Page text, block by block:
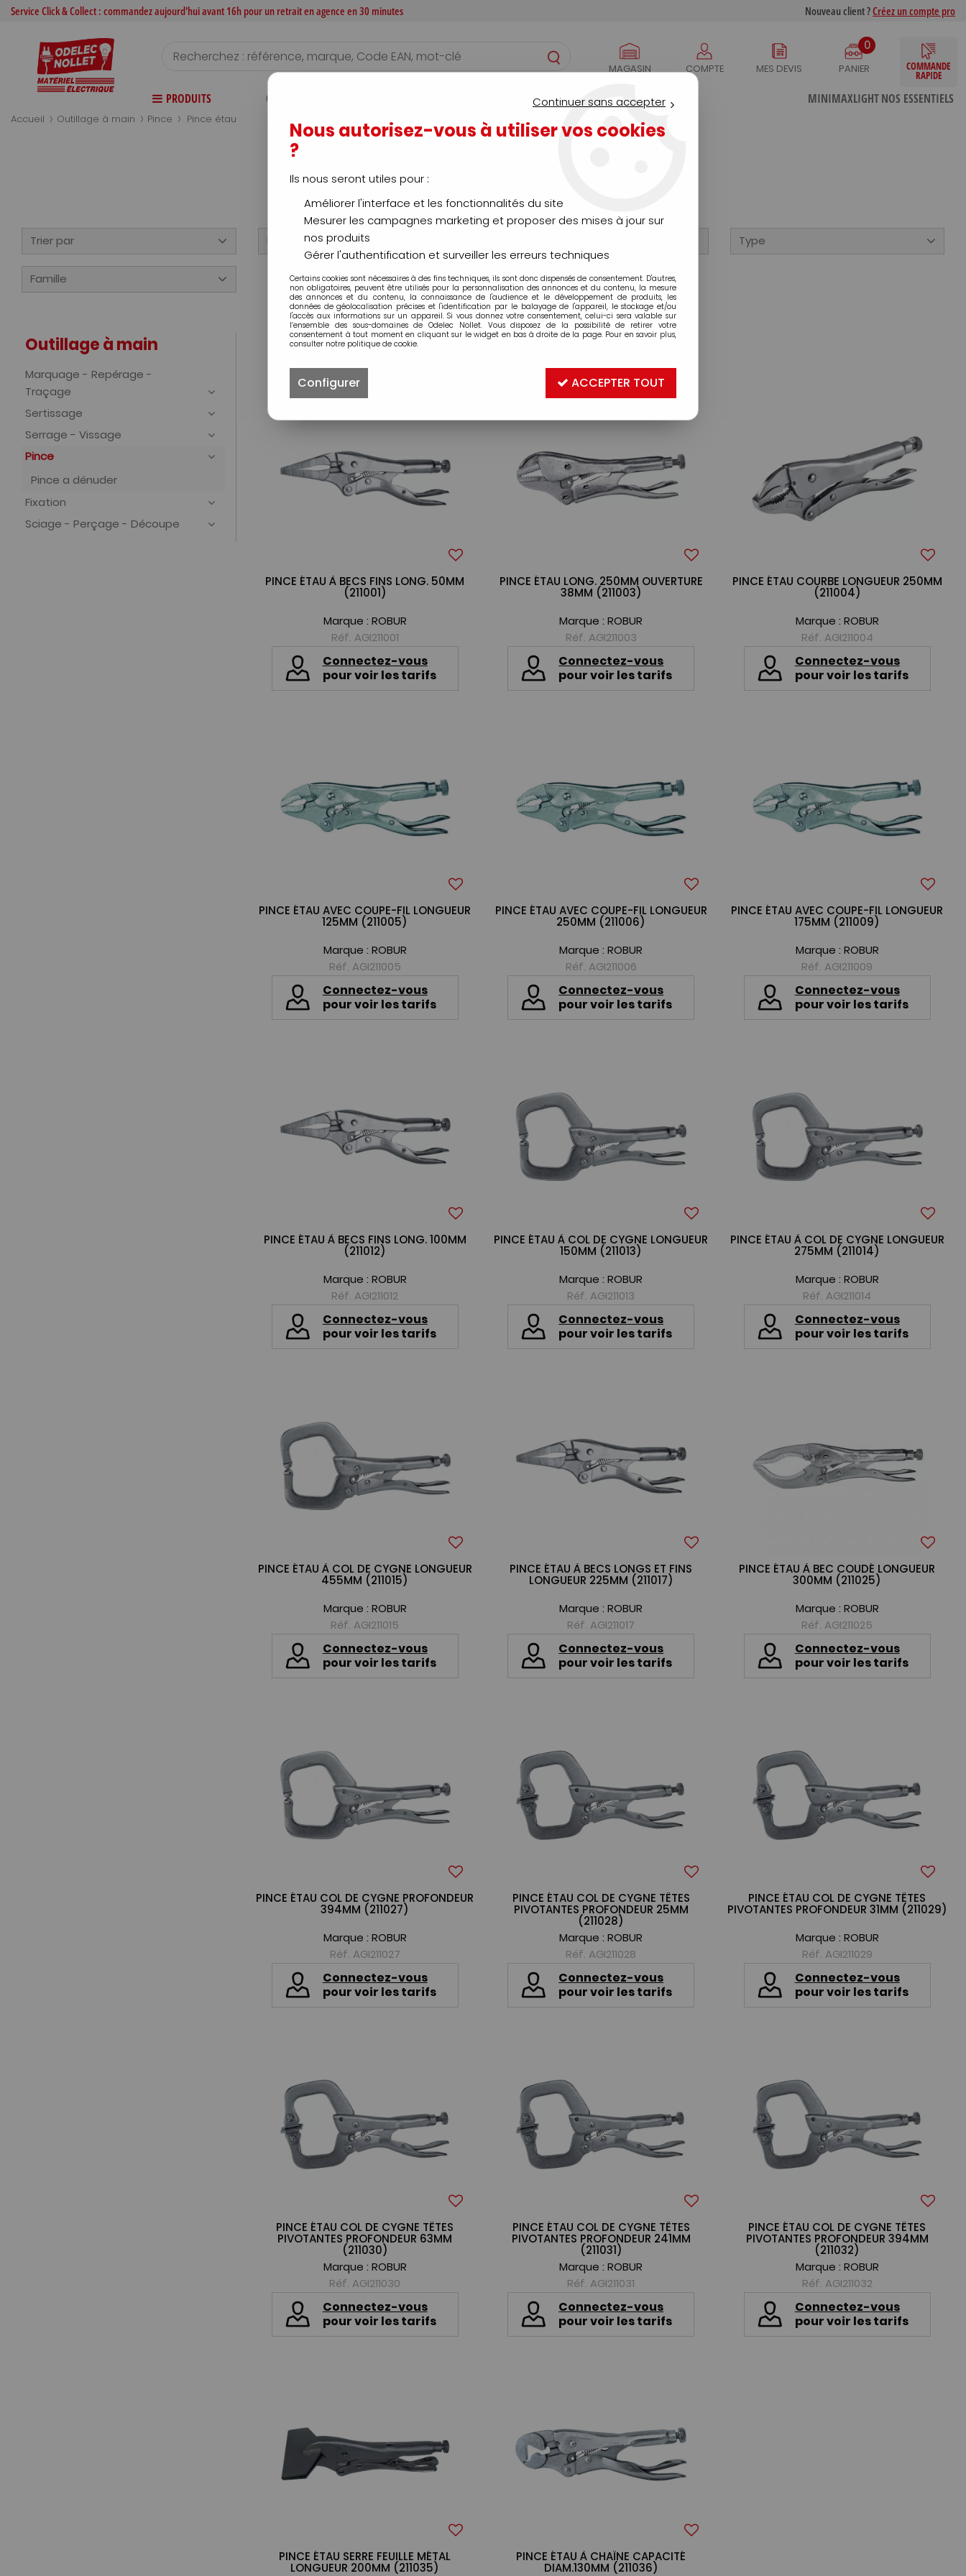
Service Click & Collect : commandez aujourd'hui avant 16h pour un retrait en agence en 30 minutes Nouveau client ?Créez un compte pro
MAGASIN COMPTE MES DEVIS
0
PANIER COMMANDE
RAPIDE
PRODUITS CATALOGUES SERVICES AGENCES MINIMAXLIGHTNOS ESSENTIELS
Accueil > Outillage à main > Pince > Pince étau
Trier par Disponibilité Type
Famille
Outillage à main
Marquage - Repérage -
Traçage
Sertissage
Serrage - Vissage
Pince
Pince a dénuder
Fixation
Sciage - Perçage - Découpe
PINCE ÉTAU À BECS FINS LONG. 50MM
(211001)
Marque : ROBUR
Réf. AGI211001
Connectez-vous
pour voir les tarifs
PINCE ÉTAU LONG. 250MM OUVERTURE
38MM (211003)
Marque :ROBUR
Réf. AGI211003
Connectez-vous
pour voir les tarifs
PINCE ÉTAU COURBE LONGUEUR 250MM
(211004)
Marque : ROBUR
Réf. AGI211004
Connectez-vous
pour voir les tarifs
PINCE ÉTAU AVEC COUPE-FIL LONGUEUR
125MM (211005)
Marque : ROBUR
Réf. AGI211005
Connectez-vous
pour voir les tarifs
PINCE ÉTAU AVEC COUPE-FIL LONGUEUR
250MM (211006)
Marque :ROBUR
Réf. AGI211006
Connectez-vous
pour voir les tarifs
PINCE ÉTAU AVEC COUPE-FIL LONGUEUR
175MM (211009)
Marque : ROBUR
Réf. AGI211009
Connectez-vous
pour voir les tarifs
PINCE ÉTAU À BECS FINS LONG. 100MM
(211012)
Marque : ROBUR
Réf. AGI211012
Connectez-vous
pour voir les tarifs
PINCE ÉTAU À COL DE CYGNE LONGUEUR
150MM (211013)
Marque :ROBUR
Réf. AGI211013
Connectez-vous
pour voir les tarifs
PINCE ÉTAU À COL DE CYGNE LONGUEUR
275MM (211014)
Marque : ROBUR
Réf. AGI211014
Connectez-vous
pour voir les tarifs
PINCE ÉTAU À COL DE CYGNE LONGUEUR
455MM (211015)
Marque : ROBUR
Réf. AGI211015
Connectez-vous
pour voir les tarifs
PINCE ÉTAU À BECS LONGS ET FINS
LONGUEUR 225MM (211017)
Marque :ROBUR
Réf. AGI211017
Connectez-vous
pour voir les tarifs
PINCE ÉTAU À BEC COUDÉ LONGUEUR
300MM (211025)
Marque : ROBUR
Réf. AGI211025
Connectez-vous
pour voir les tarifs
PINCE ÉTAU COL DE CYGNE PROFONDEUR
394MM (211027)
Marque : ROBUR
Réf. AGI211027
Connectez-vous
pour voir les tarifs
PINCE ÉTAU COL DE CYGNE TÊTES
PIVOTANTES PROFONDEUR 25MM
(211028)
Marque :ROBUR
Réf. AGI211028
Connectez-vous
pour voir les tarifs
PINCE ÉTAU COL DE CYGNE TÊTES
PIVOTANTES PROFONDEUR 31MM (211029)
Marque : ROBUR
Réf. AGI211029
Connectez-vous
pour voir les tarifs
PINCE ÉTAU COL DE CYGNE TÊTES
PIVOTANTES PROFONDEUR 63MM
(211030)
Marque : ROBUR
Réf. AGI211030
Connectez-vous
pour voir les tarifs
PINCE ÉTAU COL DE CYGNE TÊTES
PIVOTANTES PROFONDEUR 241MM
(211031)
Marque :ROBUR
Réf. AGI211031
Connectez-vous
pour voir les tarifs
PINCE ÉTAU COL DE CYGNE TÊTES
PIVOTANTES PROFONDEUR 394MM
(211032)
Marque : ROBUR
Réf. AGI211032
Connectez-vous
pour voir les tarifs
PINCE ÉTAU SERRE FEUILLE MÉTAL
LONGUEUR 200MM (211035)
PINCE ÉTAU À CHAÎNE CAPACITÉ
DIAM.130MM (211036)
Continuer sans accepter
Nous autorisez-vous à utiliser vos cookies
?
Ils nous seront utiles pour :
Améliorer l'interface et les fonctionnalités du site
Mesurer les campagnes marketing et proposer des mises à jour sur
nos produits
Gérer l'authentification et surveiller les erreurs techniques
Certains cookies sont nécessaires à des fins techniques, ils sont donc dispensés de consentement. D'autres,
non obligatoires, peuvent être utilisés pour la personnalisation des annonces et du contenu, la mesure
des annonces et du contenu, la connaissance de l'audience et le développement de produits, les
données de géolocalisation précises et l'identification par le balayage de l'appareil, le stockage et/ou
l'accès aux informations sur un appareil. Si vous donnez votre consentement, celui-ci sera valable sur
l’ensemble des sous-domaines de Odelec Nollet. Vous disposez de la possibilité de retirer votre
consentement à tout moment en cliquant sur le widget en bas à droite de la page. Pour en savoir plus,
consulter notre politique de cookie.
Configurer ACCEPTER TOUT